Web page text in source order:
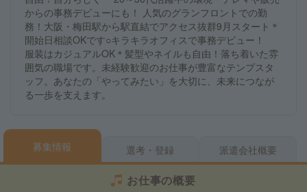
からの事務デビューにも！ 人気のグランフロントでの勤
務！大阪・梅田駅から駅直結でアクセス抜群9月スタート＊
開始日相談OKです○キラキラオフィスで事務デビュー！
服装はカジュアルOK＊髪型やネイルも自由！落ち着いた雰
囲気の職場です。未経験歓迎のお仕事が豊富なテンプスタ
ッフ。あなたの「やってみたい」を大切に、未来につなが
る一歩を支えます。
募集情報 選考・登録 派遣会社概要
お仕事の概要